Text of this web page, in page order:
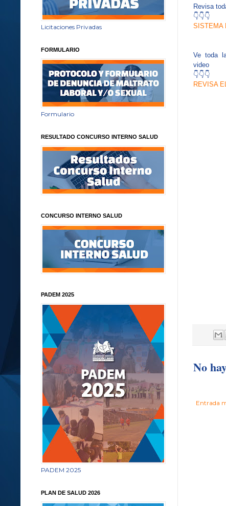
Revisa
👇👇👇
SISTEMA
Ve toda
video
👇👇👇
REVISA
No
Entrada
Licitaciones Privadas
FORMULARIO
Formulario
RESULTADO CONCURSO INTERNO SALUD
CONCURSO INTERNO SALUD
PADEM 2025
PADEM 2025
PLAN DE SALUD 2026